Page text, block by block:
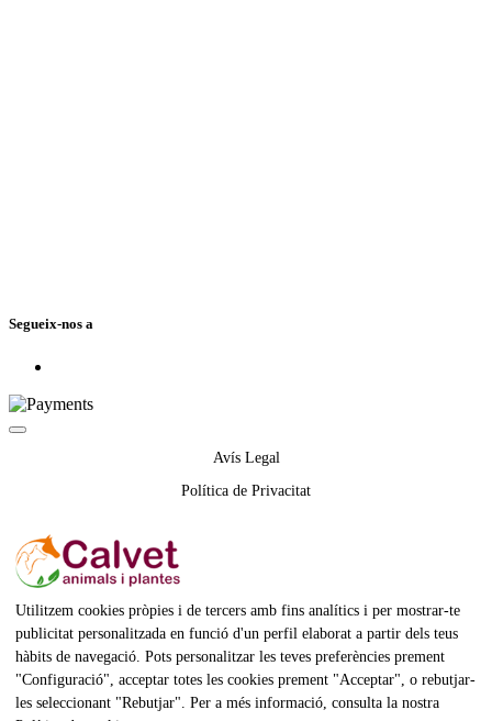
Segueix-nos a
Utilitzem cookies pròpies i de tercers amb fins analítics i per mostrar-te
publicitat personalitzada en funció d'un perfil elaborat a partir dels teus
hàbits de navegació. Pots personalitzar les teves preferències prement
"Configuració", acceptar totes les cookies prement "Acceptar", o rebutjar-
les seleccionant "Rebutjar". Per a més informació, consulta la nostra
Avís Legal
Política de Privacitat